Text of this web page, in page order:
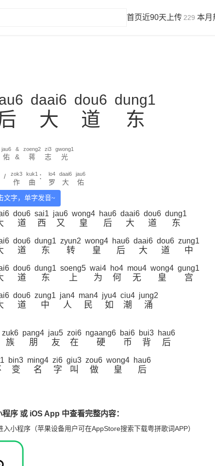
首页近90天上传 229 本月
大
daai6
道
dou6
东
dung1
佑
jau6
&
&
蒋
zoeng2
志
zi3
光
gwong1
/
作
zok3
曲
kuk1 ：
罗
lo4
大
daai6
佑
jau6
文字，单字发音~
道
dou6
西
sai1
又
jau6
皇
wong4
后
hau6
大
daai6
道
dou6
东
dung1
道
dou6
东
dung1
转
zyun2
皇
wong4
后
hau6
大
daai6
道
dou6
中
zung1
道
dou6
东
dung1
上
soeng5
为
wai4
何
ho4
无
mou4
皇
wong4
宫
gung1
道
dou6
中
zung1
人
jan4
民
man4
如
jyu4
潮
ciu4
涌
jung2
族
zuk6
朋
pang4
友
jau5
在
zoi6
硬
ngaang6
币
bai6
背
bui3
后
hau6
变
bin3
名
ming4
字
zi6
叫
giu3
做
zou6
皇
wong4
后
hau6
程序 或 iOS App 中查看完整内容：
入小程序（苹果设备用户可在AppStore搜索下载粤拼歌词APP）